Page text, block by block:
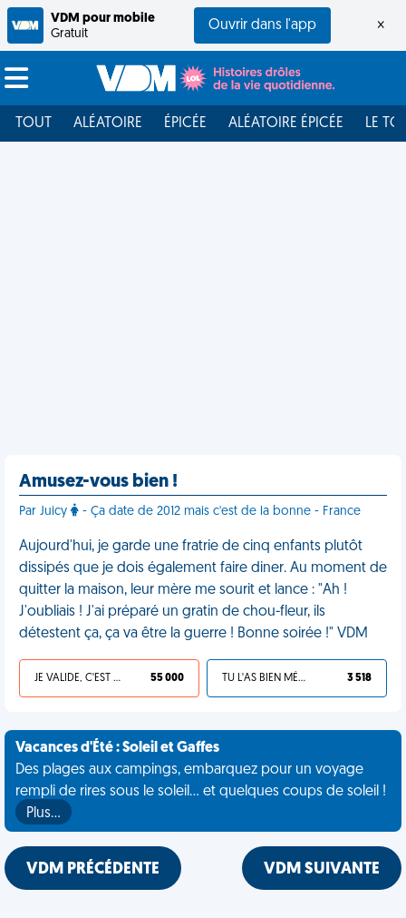
VDM pour mobile
Gratuit
Ouvrir dans l'app ×
TOUT ALÉATOIRE ÉPICÉE ALÉATOIRE ÉPICÉE LE
Amusez-vous bien !
Par Juicy - Ça date de 2012 mais c'est de la bonne - France
Aujourd'hui, je garde une fratrie de cinq enfants plutôt
dissipés que je dois également faire diner. Au moment de
quitter la maison, leur mère me sourit et lance : "Ah !
J'oubliais ! J'ai préparé un gratin de chou-fleur, ils
détestent ça, ça va être la guerre ! Bonne soirée !" VDM
JE VALIDE, C'EST UNE VDM 55 000 TU L'AS BIEN MÉRITÉ 3 518
Vacances d'Été : Soleil et Gaffes
Des plages aux campings, embarquez pour un voyage
rempli de rires sous le soleil... et quelques coups de soleil !
Plus…
VDM PRÉCÉDENTE VDM SUIVANTE